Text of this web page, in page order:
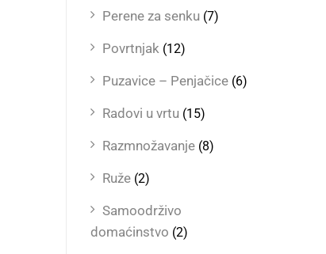
Perene za senku (7)
Povrtnjak (12)
Puzavice – Penjačice (6)
Radovi u vrtu (15)
Razmnožavanje (8)
Ruže (2)
Samoodrživo
domaćinstvo (2)